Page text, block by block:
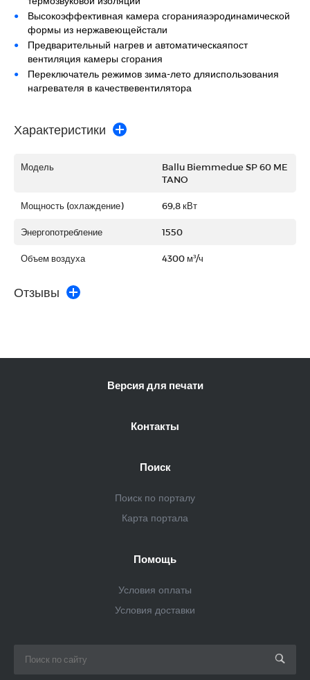
Высокоэффективная камера сгоранияаэродинамической
формы из нержавеющейстали
Предварительный нагрев и автоматическаяпост
вентиляция камеры сгорания
Переключатель режимов зима-лето дляиспользования
нагревателя в качествевентилятора
Характеристики
Модель
Ballu Biemmedue SP 60 ME
TANO
Мощность (охлаждение) 69,8 кВт
Энергопотребление 1550
Объем воздуха 4300 м³/ч
Отзывы
Версия для печати
Контакты
Поиск
Поиск по порталу
Карта портала
Помощь
Условия оплаты
Условия доставки